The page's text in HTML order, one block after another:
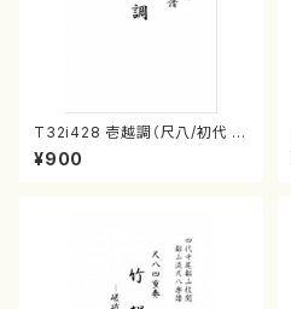
T32i428 壱越調（尺八/初代 中
村双葉/楽譜）都山流公刊楽譜曲
番:2133
¥900